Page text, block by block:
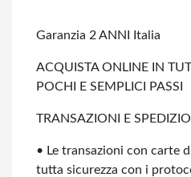
Garanzia 2 ANNI Italia
ACQUISTA ONLINE IN
POCHI E SEMPLICI PASSI
TRANSAZIONI E
• Le transazioni con carte
tutta sicurezza con i